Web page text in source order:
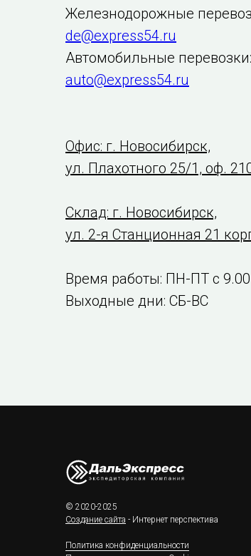
Железнодорожные
de@express54.ru
Автомобильные перевозки:
auto@express54.ru
Офис: г. Новосибирск,
ул. Плахотного 25/1, оф.
Склад: г. Новосибирск,
ул. 2-я Станционная 21
Время работы: ПН-ПТ с
Выходные дни: СБ-ВС
© 2020-2025
Создание сайта - Интернет перспектива
Политика конфиденциальности